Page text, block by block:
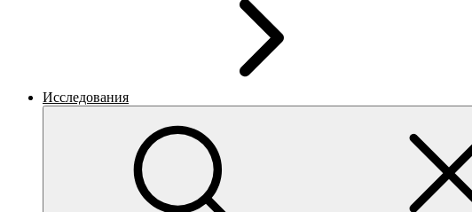
Исследования